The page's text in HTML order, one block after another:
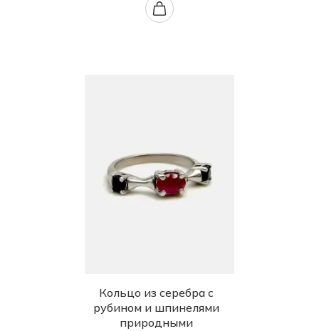
Кольцо из серебра с
рубином и шпинелями
природными